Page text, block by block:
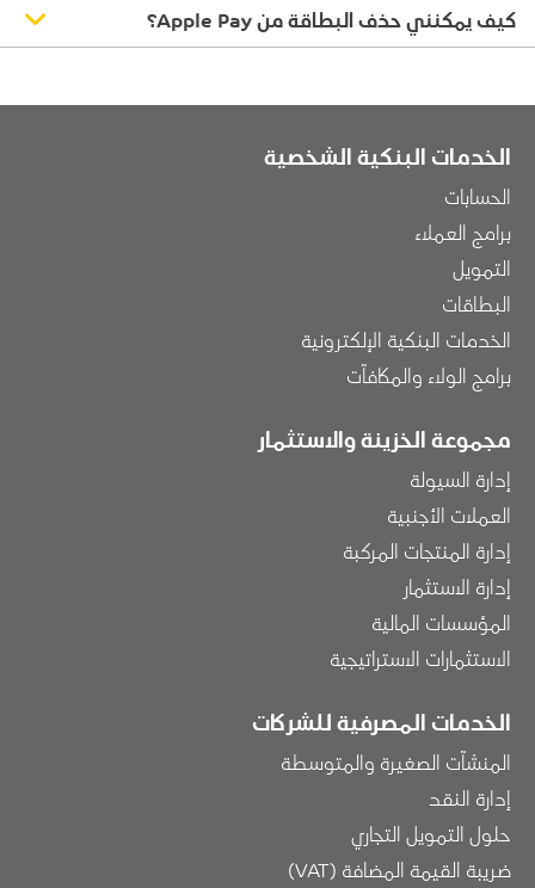
كيف يمكنني حذف البطاقة من Apple Pay؟
الخدمات البنكية الشخصية
الحسابات
برامج العملاء
التمويل
البطاقات
الخدمات البنكية الإلكترونية
برامج الولاء والمكافآت
مجموعة الخزينة والاستثمار
إدارة السيولة
العملات الأجنبية
إدارة المنتجات المركبة
إدارة الاستثمار
المؤسسات المالية
الاستثمارات الاستراتيجية
الخدمات المصرفية للشركات
المنشآت الصغيرة والمتوسطة
إدارة النقد
حلول التمويل التجاري
ضريبة القيمة المضافة (VAT)